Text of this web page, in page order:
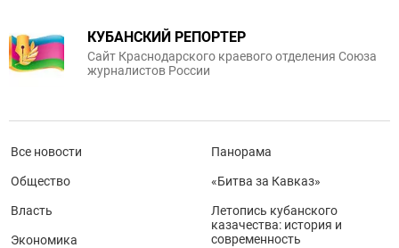
КУБАНСКИЙ РЕПОРТЕР
Сайт Краснодарского краевого отделения Союза
журналистов России
Все новости
Общество
Власть
Экономика
Панорама
«Битва за Кавказ»
Летопись кубанского
казачества: история и
современность